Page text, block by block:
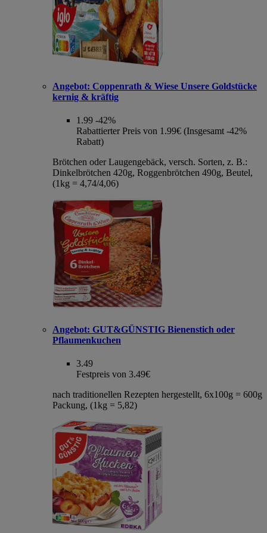
Angebot: Coppenrath & Wiese Unsere Goldstücke
kernig & kräftig
1.99 -42%
Rabattierter Preis von 1.99€ (Insgesamt -42%
Rabatt)
Brötchen oder Laugengebäck, versch. Sorten, z. B.:
Dinkelbrötchen 420g, Roggenbrötchen 490g, Beutel,
(1kg = 4,74/4,06)
Angebot: GUT&GÜNSTIG Bienenstich oder
Pflaumenkuchen
3.49
Festpreis von 3.49€
nach traditionellen Rezepten hergestellt, 6x100g = 600g
Packung, (1kg = 5,82)